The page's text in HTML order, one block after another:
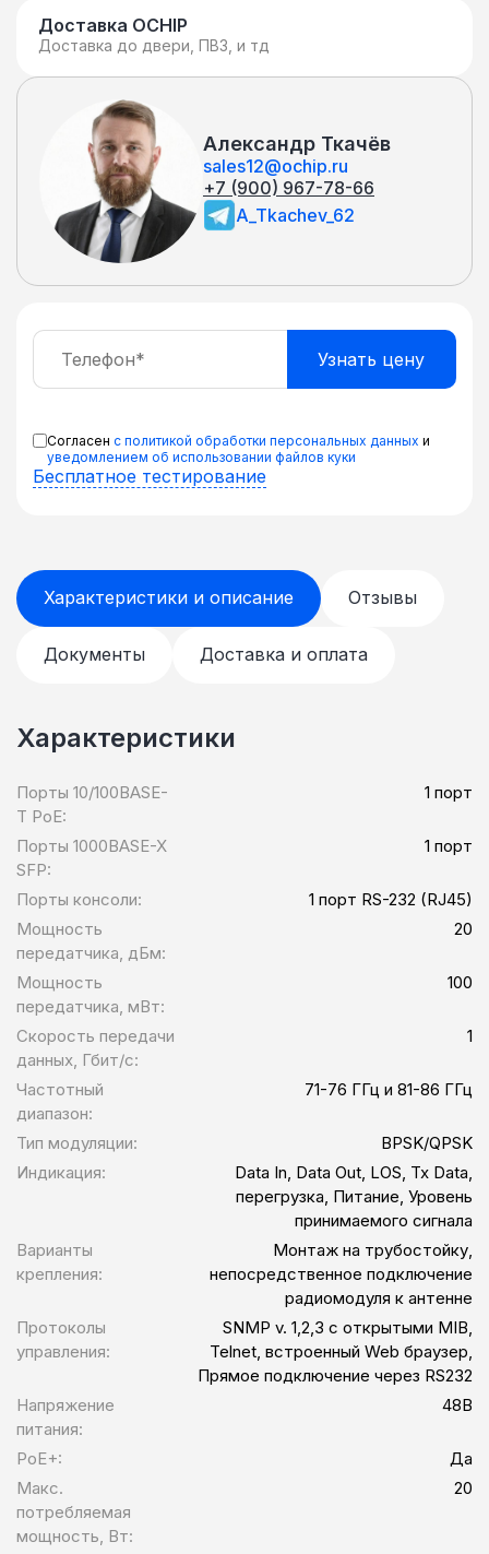
Доставка OCHIP
Доставка до двери, ПВЗ, и тд
Александр Ткачёв
sales12@ochip.ru
+7 (900) 967-78-66
A_Tkachev_62
Согласен с политикой обработки персональных данных и
уведомлением об использовании файлов куки
Бесплатное тестирование
Характеристики и описание Отзывы
Документы Доставка и оплата
Характеристики
Порты 10/100BASE-
T PoE:
1 порт
Порты 1000BASE-X
SFP:
1 порт
Порты консоли:
1 порт RS-232 (RJ45)
Мощность
передатчика, дБм:
20
Мощность
передатчика, мВт:
100
Скорость передачи
данных, Гбит/c:
1
Частотный
диапазон:
71-76 ГГц и 81-86 ГГц
Тип модуляции:
BPSK/QPSK
Индикация:
Data In, Data Out, LOS, Tx Data,
перегрузка, Питание, Уровень
принимаемого сигнала
Варианты
крепления:
Монтаж на трубостойку,
непосредственное подключение
радиомодуля к антенне
Протоколы
управления:
SNMP v. 1,2,3 с открытыми MIB,
Telnet, встроенный Web браузер,
Прямое подключение через RS232
Напряжение
питания:
48В
PoE+:
Да
Макс.
потребляемая
мощность, Вт:
20